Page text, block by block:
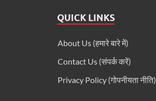
QUICK LINKS
About Us (हमारे बारे में)
Contact Us (संपर्क करें)
Privacy Policy (गोपनीयता नीति)